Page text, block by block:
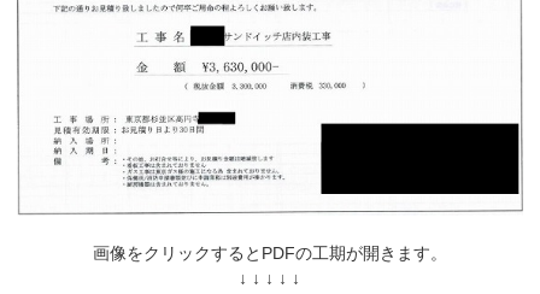
画像をクリックするとPDFの工期が開きます。
↓ ↓ ↓ ↓ ↓